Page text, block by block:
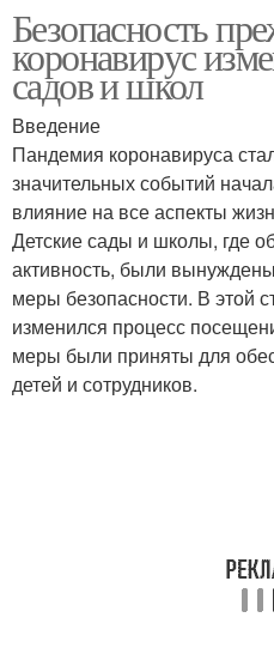
Безопасность
коронавирус
садов и школ
Введение
Пандемия коронавируса
значительных событий
влияние на все аспекты
Детские сады и школы, где
активность, были
меры безопасности. В этой
изменился процесс
меры были приняты для
детей и сотрудников.